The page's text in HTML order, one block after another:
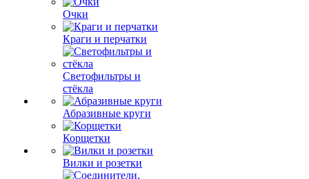
Очки
Краги и перчатки
Светофильтры и
стёкла
Абразивные круги
Корщетки
Вилки и розетки